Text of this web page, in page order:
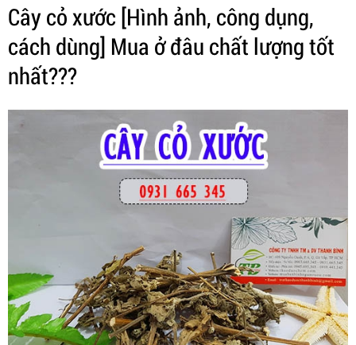
Cây cỏ xước [Hình ảnh, công dụng,
cách dùng] Mua ở đâu chất lượng tốt
nhất???